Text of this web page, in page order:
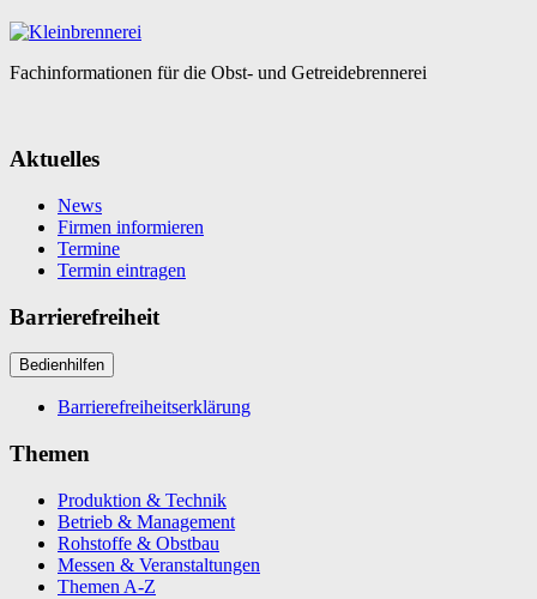
Fachinformationen für die Obst- und Getreidebrennerei
Aktuelles
News
Firmen informieren
Termine
Termin eintragen
Barrierefreiheit
Bedienhilfen
Barrierefreiheitserklärung
Themen
Produktion & Technik
Betrieb & Management
Rohstoffe & Obstbau
Messen & Veranstaltungen
Themen A-Z